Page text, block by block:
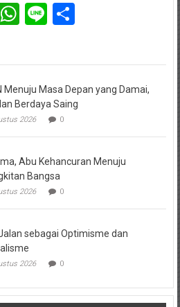
WhatsApp
LineShare
Menuju Masa Depan yang Damai,
Berdaya Saing
2026 0
Abu Kehancuran Menuju
Bangsa
2026 0
sebagai Optimisme dan
2026 0